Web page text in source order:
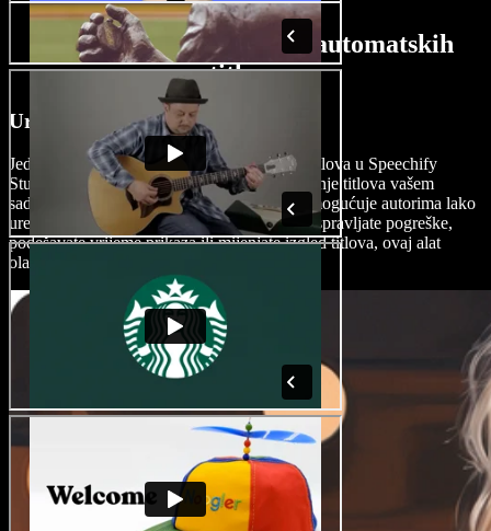
Značajke AI generatora automatskih
titlova
Uređivač automatskih titlova
Jednostavna opcija uređivanja automatskih titlova u Speechify
Studiju maksimalno pojednostavljuje dodavanje titlova vašem
sadržaju. Sučelje prilagođeno korisnicima omogućuje autorima lako
uređivanje i finu prilagodbu titlova. Bilo da ispravljate pogreške,
podešavate vrijeme prikaza ili mijenjate izgled titlova, ovaj alat
olakšava inače složen proces izrade titlova.